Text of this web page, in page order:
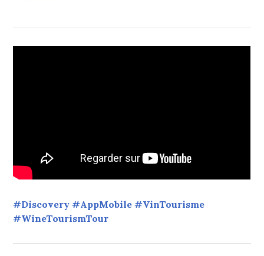
#Discovery #AppMobile #VinTourisme
#WineTourismTour